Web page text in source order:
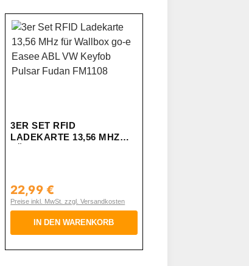
3ER SET RFID
LADEKARTE 13,56 MHZ
Regulärer Preis:
22,99 €
Preise inkl. MwSt. zzgl. Versandkosten
IN DEN WARENKORB